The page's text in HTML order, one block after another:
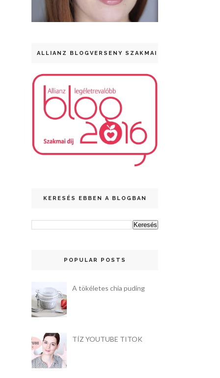
ALLIANZ BLOGVERSENY SZAKMAI DÍJ
KERESÉS EBBEN A BLOGBAN
POPULAR POSTS
A tökéletes chia puding
TÍZ YOUTUBE TITOK